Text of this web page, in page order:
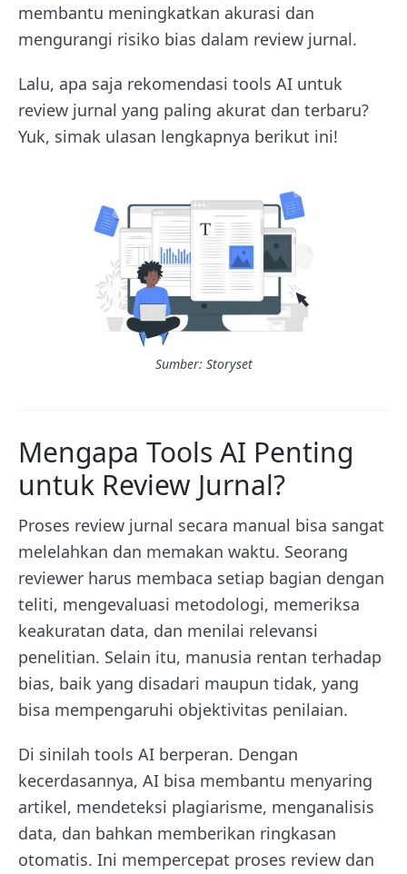
membantu meningkatkan akurasi dan
mengurangi risiko bias dalam review jurnal.
Lalu, apa saja rekomendasi tools AI untuk
review jurnal yang paling akurat dan terbaru?
Yuk, simak ulasan lengkapnya berikut ini!
Sumber: Storyset
Mengapa Tools AI Penting
untuk Review Jurnal?
Proses review jurnal secara manual bisa sangat
melelahkan dan memakan waktu. Seorang
reviewer harus membaca setiap bagian dengan
teliti, mengevaluasi metodologi, memeriksa
keakuratan data, dan menilai relevansi
penelitian. Selain itu, manusia rentan terhadap
bias, baik yang disadari maupun tidak, yang
bisa mempengaruhi objektivitas penilaian.
Di sinilah tools AI berperan. Dengan
kecerdasannya, AI bisa membantu menyaring
artikel, mendeteksi plagiarisme, menganalisis
data, dan bahkan memberikan ringkasan
otomatis. Ini mempercepat proses review dan